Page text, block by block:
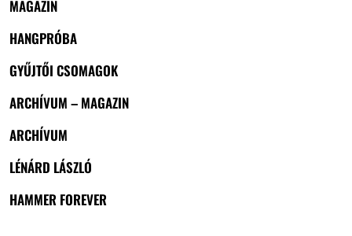
MAGAZIN
HANGPRÓBA
GYŰJTŐI CSOMAGOK
ARCHÍVUM – MAGAZIN
ARCHÍVUM
LÉNÁRD LÁSZLÓ
HAMMER FOREVER